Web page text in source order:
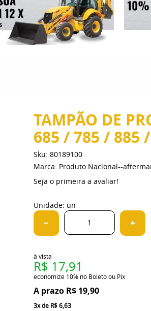
TAMPÃO DE
685 / 785 / 885
Sku: 80189100
Marca: Produto Nacional--
Seja o primeira a avaliar!
Unidade: un
R$ 19,90
à vista
R$ 17,91
economize 10% no Boleto ou Pix
3xde R$ 6,63